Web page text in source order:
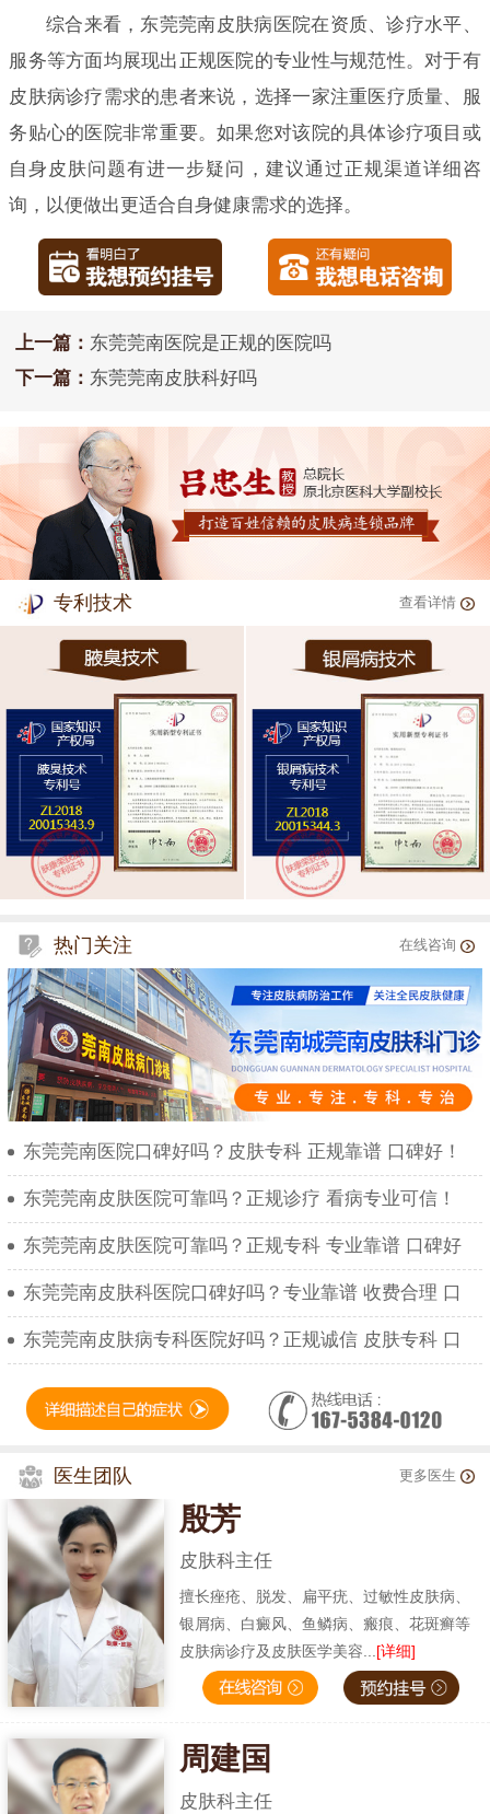
综合来看，东莞莞南皮肤病医院在资质、诊疗水平、
服务等方面均展现出正规医院的专业性与规范性。对于有
皮肤病诊疗需求的患者来说，选择一家注重医疗质量、服
务贴心的医院非常重要。如果您对该院的具体诊疗项目或
自身皮肤问题有进一步疑问，建议通过正规渠道详细咨
询，以便做出更适合自身健康需求的选择。
上一篇： 东莞莞南医院是正规的医院吗
下一篇： 东莞莞南皮肤科好吗
专利技术 查看详情
热门关注 在线咨询
东莞莞南医院口碑好吗？皮肤专科 正规靠谱 口碑好！
东莞莞南皮肤医院可靠吗？正规诊疗 看病专业可信！
东莞莞南皮肤医院可靠吗？正规专科 专业靠谱 口碑好
东莞莞南皮肤科医院口碑好吗？专业靠谱 收费合理 口
东莞莞南皮肤病专科医院好吗？正规诚信 皮肤专科 口
医生团队 更多医生
殷芳
皮肤科主任
擅长痤疮、脱发、扁平疣、过敏性皮肤病、
银屑病、白癜风、鱼鳞病、瘢痕、花斑癣等
皮肤病诊疗及皮肤医学美容... [详细]
周建国
皮肤科主任